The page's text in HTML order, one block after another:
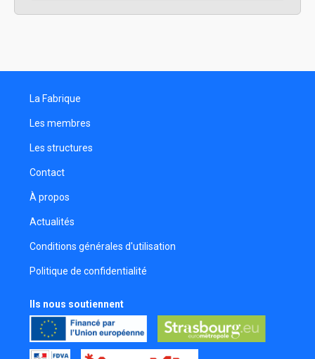
La Fabrique
Les membres
Les structures
Contact
À propos
Actualités
Conditions générales d'utilisation
Politique de confidentialité
Ils nous soutiennent